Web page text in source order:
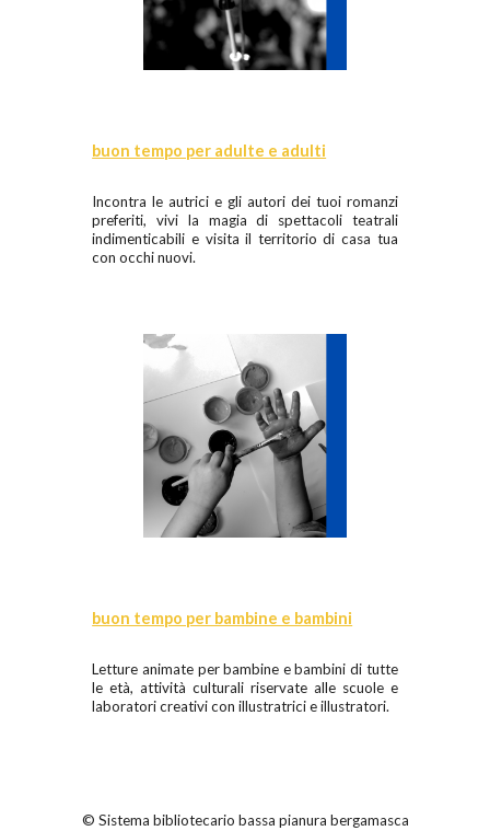
buon tempo per adulte e adulti
Incontra le autrici e gli autori dei tuoi romanzi
preferiti, vivi la magia di spettacoli teatrali
indimenticabili e visita il territorio di casa tua
con occhi nuovi.
buon tempo per bambine e bambini
Letture animate per bambine e bambini di tutte
le età, attività culturali riservate alle scuole e
laboratori creativi con illustratrici e illustratori.
© Sistema bibliotecario bassa pianura bergamasca